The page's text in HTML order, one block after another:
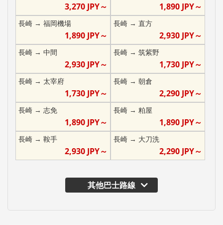
3,270JPY～ 1,890 JPY～
長崎 → 福岡機場
1,890JPY～
長崎→ 直方
2,930 JPY～
長崎 → 中間
2,930JPY～
長崎→ 筑紫野
1,730 JPY～
長崎 → 太宰府
1,730JPY～
長崎→ 朝倉
2,290 JPY～
長崎 → 志免
1,890JPY～
長崎→ 粕屋
1,890 JPY～
長崎 → 鞍手
2,930JPY～
長崎→ 大刀洗
2,290 JPY～
其他巴士路線